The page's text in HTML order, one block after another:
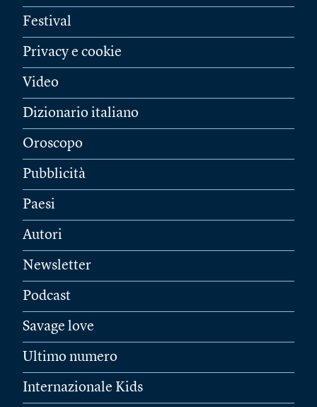
Festival
Privacy e cookie
Video
Dizionario italiano
Oroscopo
Pubblicità
Paesi
Autori
Newsletter
Podcast
Savage love
Ultimo numero
Internazionale Kids